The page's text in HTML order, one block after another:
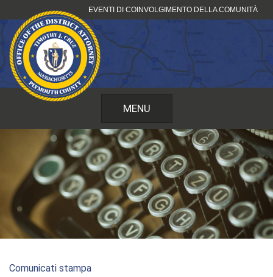
al
contenuto
EVENTI DI COINVOLGIMENTO DELLA COMUNITÀ
MENU
Comunicati stampa